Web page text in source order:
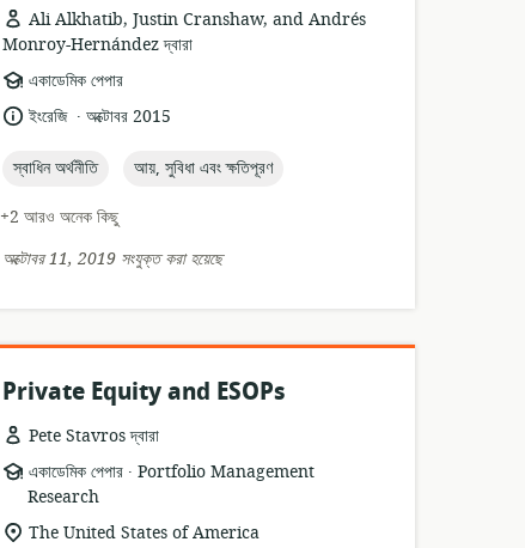
Ali Alkhatib, Justin Cranshaw, and Andrés
Monroy-Hernández দ্বারা
তথ্যসম্পদের
ফর্ম্যাট:
একাডেমিক পেপার
ভাষা:ইংরেজি .
প্রকাশনারঅক্টোবর 2015
topic:
স্বাধিন অর্থনীতি topic:
আয়, সুবিধা এবং ক্ষতিপূরণ
+2 আরও অনেক কিছু
অক্টোবর 11, 2019 সংযুক্ত করা হয়েছে
Private Equity and ESOPs
Pete Stavros দ্বারা
তথ্যসম্পদের
ফর্ম্যাট:
একাডেমিক পেপার .
প্রকাশক:Portfolio Management
Research
প্রাসঙ্গিকতার
The United States of America